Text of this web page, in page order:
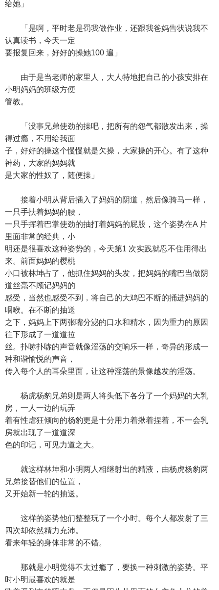
给她」
「是啊，平时老是罚我做作业，还跟我爸妈告状说我不
认真读书，今天一定
要报复回来，好好的操她100 遍」
由于是当老师的家里人，大人特地把自己的小孩安排在
小明妈妈的班级方便
管教。
「没事兄弟使劲的操吧，把所有的怨气都散发出来，操
得过瘾，不用给我面
子，好好的操这个慢慢就是欠操，大家操的开心。有了这种
神药，大家的妈妈就
是大家的性奴了，随便操」
接着小明从背后插入了妈妈的阴道，然后像骑马一样，
一只手扶着妈妈的腰，
一只手挥着巴掌使劲的抽打着妈妈的屁股，这个姿势在A 片
里面非常的经典，小
明还是很喜欢这种姿势的，今天第1 次实践就忍不住用得出
来。前面妈妈的樱桃
小口被林坤占了，他抓住妈妈的头发，把妈妈的嘴巴当做阴
道丝毫不顾记妈妈的
感受，当然也感受不到，将自己的大鸡巴不断的捅进妈妈的
咽喉。在不断的抽送
之下，妈妈上下两张嘴分泌的口水和精水，因为重力的原因
往下形成了一道道拉
丝。扑哧扑哧的声音就像淫荡的交响乐一样，奇异的形成一
种和谐愉悦的声音，
传入每个人的耳朵里面，让这种淫荡的景像越发的淫荡。
杨虎杨豹兄弟则是两人将头低下各分了一个妈妈的大乳
房，一人一边的玩弄
着有性虐狂倾向的杨豹更是十分用力着揪着捏着，不一会乳
房就出现了一道道深
色的印记，可见力道之大。
就这样林坤和小明两人相继射出的精液，由杨虎杨豹两
兄弟接替他们的位置，
又开始新一轮的抽送。
这样的姿势他们整整玩了一个小时。每个人都发射了三
四次却依然精力充沛。
看来年轻的身体非常的不错。
那就是小明觉得不太过瘾了，要换一种刺激的姿势。平
时小明最喜欢的就是